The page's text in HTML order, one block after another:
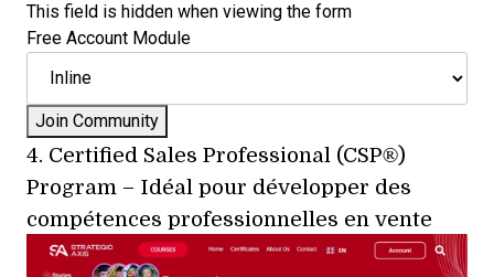
This field is hidden when viewing the form
Free Account Module
4. Certified Sales Professional (CSP®)
Program – Idéal pour développer des
compétences professionnelles en vente